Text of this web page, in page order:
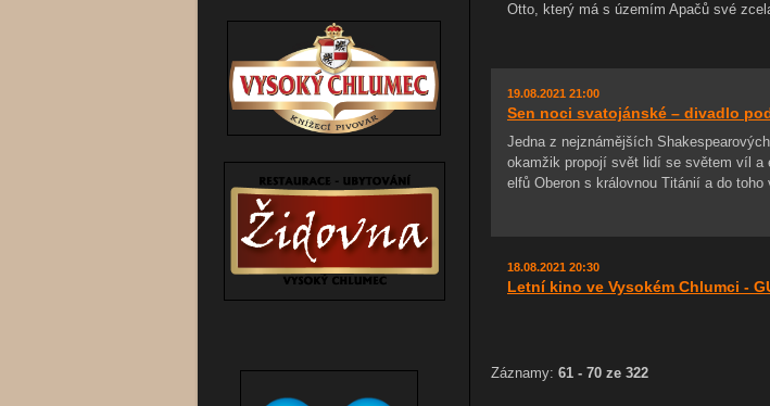
Otto, který má s územím Apačů své
19.08.2021 21:00
Sen noci svatojánské – divadlo
Jedna z nejznámějších
okamžik propojí svět lidí se světem víl
elfů Oberon s královnou Titánií a do toho
18.08.2021 20:30
Letní kino ve Vysokém Chlumci -
Záznamy: 61 - 70 ze 322